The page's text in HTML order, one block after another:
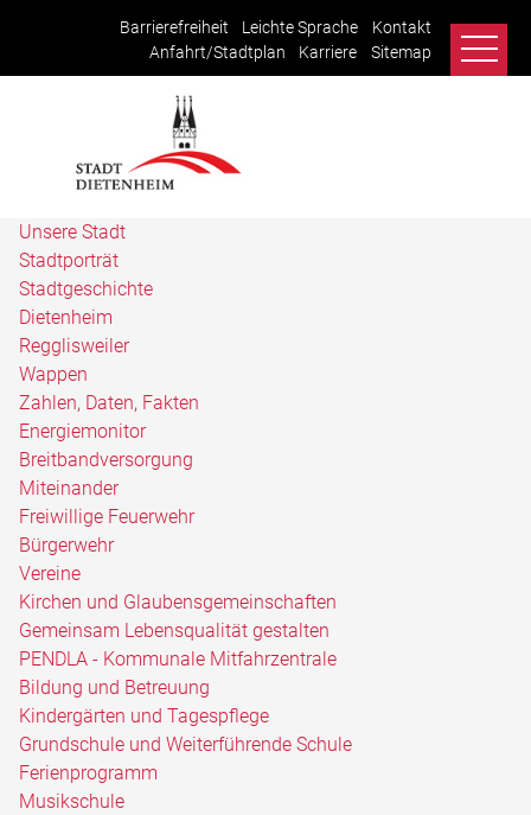
Barrierefreiheit Leichte Sprache
Kontakt
Anfahrt/Stadtplan
Karriere Sitemap
Unsere Stadt
Stadtporträt
Stadtgeschichte
Dietenheim
Regglisweiler
Wappen
Zahlen, Daten, Fakten
Energiemonitor
Breitbandversorgung
Miteinander
Freiwillige Feuerwehr
Bürgerwehr
Vereine
Kirchen und Glaubensgemeinschaften
Gemeinsam Lebensqualität gestalten
PENDLA - Kommunale Mitfahrzentrale
Bildung und Betreuung
Kindergärten und Tagespflege
Grundschule und Weiterführende Schule
Ferienprogramm
Musikschule